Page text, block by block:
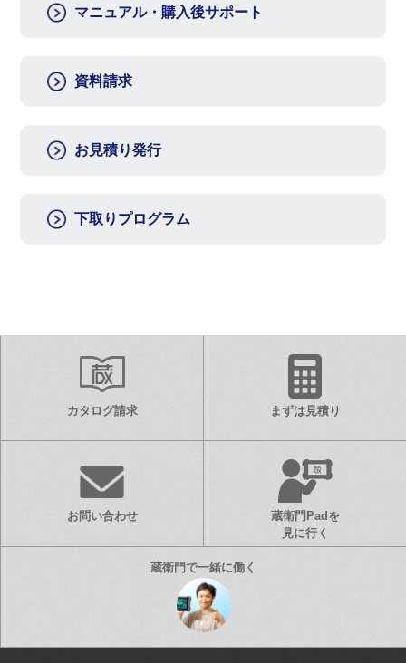
マニュアル・購入後サポート
資料請求
お見積り発行
下取りプログラム
カタログ請求 まずは見積り
お問い合わせ
蔵衛門Padを
見に行く